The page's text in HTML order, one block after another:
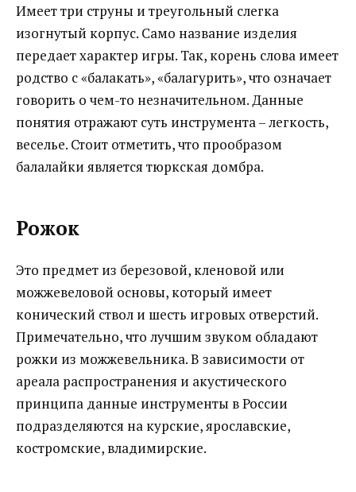
Имеет три струны и треугольный слегка
изогнутый корпус. Само название изделия
передает характер игры. Так, корень слова имеет
родство с «балакать», «балагурить», что означает
говорить о чем-то незначительном. Данные
понятия отражают суть инструмента – легкость,
веселье. Стоит отметить, что прообразом
балалайки является тюркская домбра.
Рожок
Это предмет из березовой, кленовой или
можжевеловой основы, который имеет
конический ствол и шесть игровых отверстий.
Примечательно, что лучшим звуком обладают
рожки из можжевельника. В зависимости от
ареала распространения и акустического
принципа данные инструменты в России
подразделяются на курские, ярославские,
костромские, владимирские.